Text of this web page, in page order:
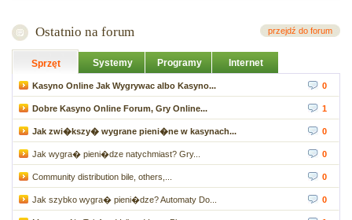
Ostatnio na forum przejdź do forum
Sprzęt Systemy Programy Internet
Kasyno Online Jak Wygrywac albo Kasyno... 0
Dobre Kasyno Online Forum, Gry Online... 1
Jak zwi�kszy� wygrane pieni�ne w kasynach... 0
Jak wygra� pieni�dze natychmiast? Gry... 0
Community distribution bile, others,... 0
Jak szybko wygra� pieni�dze? Automaty Do... 0